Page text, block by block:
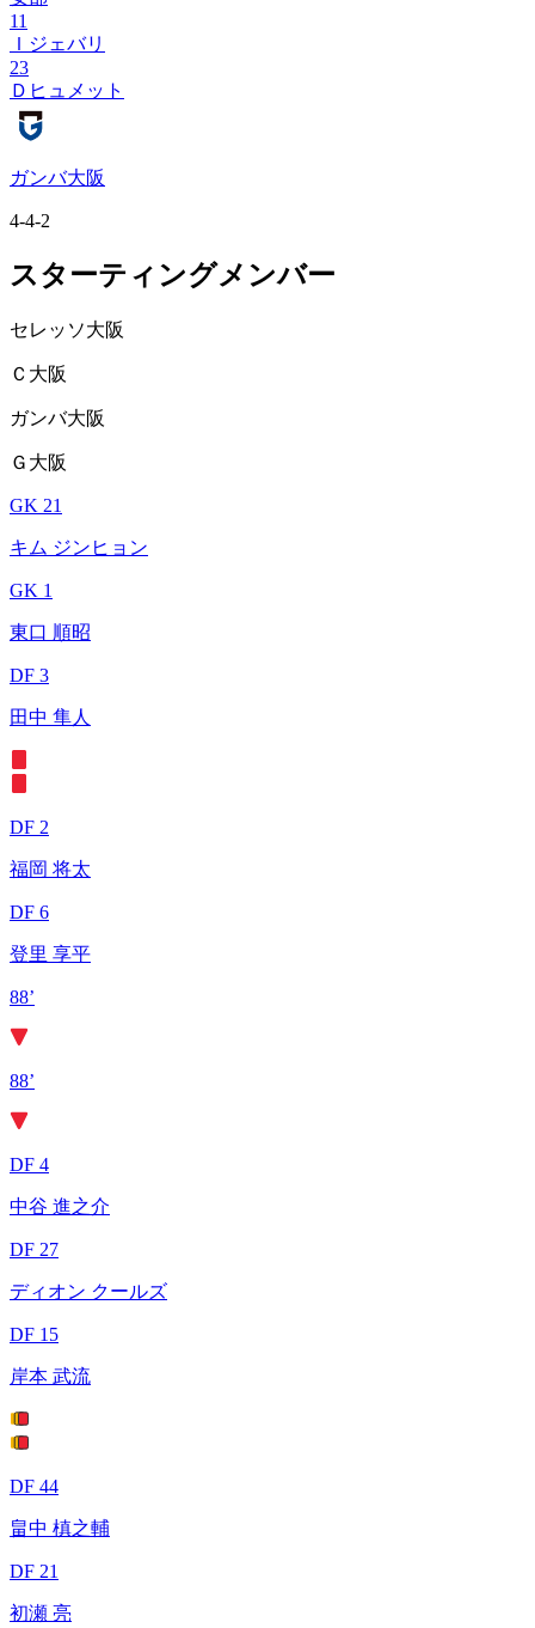
11
Ｉジェバリ
23
Ｄヒュメット
ガンバ大阪
4-4-2
スターティングメンバー
セレッソ大阪
Ｃ大阪
ガンバ大阪
Ｇ大阪
GK 21
キム ジンヒョン
GK 1
東口 順昭
DF 3
田中 隼人
DF 2
福岡 将太
DF 6
登里 享平
88’
88’
DF 4
中谷 進之介
DF 27
ディオン クールズ
DF 15
岸本 武流
DF 44
畠中 槙之輔
DF 21
初瀬 亮